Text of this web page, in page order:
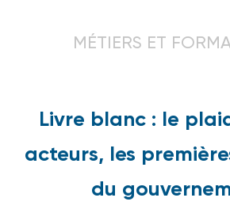
MÉTIERS ET
Livre blanc : le
acteurs, les
du